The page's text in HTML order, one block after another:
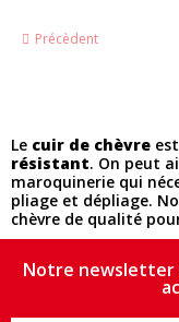
Précèdent
Le cuir de chèvre
résistant. On peut
maroquinerie qui
pliage et dépliage.
chèvre de qualité
Notre newsletter